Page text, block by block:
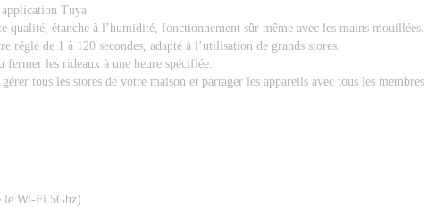
Tuya.
étanche à l’humidité, fonctionnement sûr même avec les mains mouillées.
de 1 à 120 secondes, adapté à l’utilisation de grands stores.
les rideaux à une heure spécifiée.
tous les stores de votre maison et partager les appareils avec tous les
le Wi-Fi 5Ghz)